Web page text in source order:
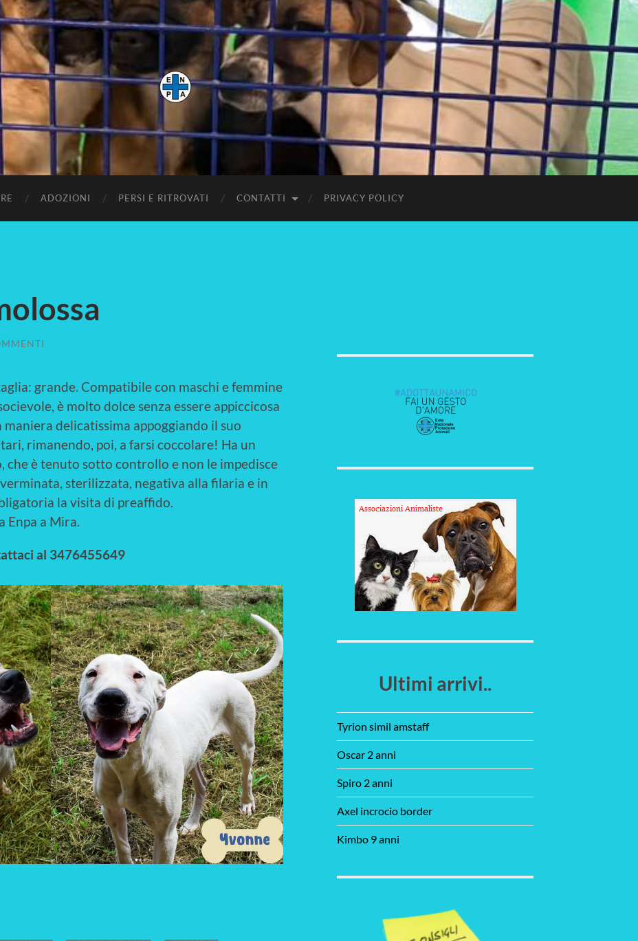
Mira
ADOZIONI PERSI E RITROVATI CONTATTI PRIVACY POLICY
grande. Compatibile con maschi e femmine
è molto dolce senza essere appiccicosa
delicatissima appoggiando il suo
rimanendo, poi, a farsi coccolare! Ha un
è tenuto sotto controllo e non le impedisce
sterilizzata, negativa alla filaria e in
la visita di preaffido.
a Mira.
al 3476455649
Ultimi arrivi..
Tyrion simil amstaff
Oscar 2 anni
Spiro 2 anni
Axel incrocio border
Kimbo 9 anni